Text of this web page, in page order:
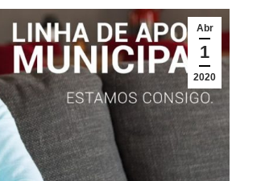
Abr
1
2020